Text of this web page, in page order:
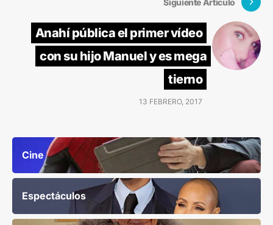
Anahí pública el primer vídeo
con su hijo Manuel y es mega
tierno
13 FEBRERO, 2017
Cine
Espectáculos